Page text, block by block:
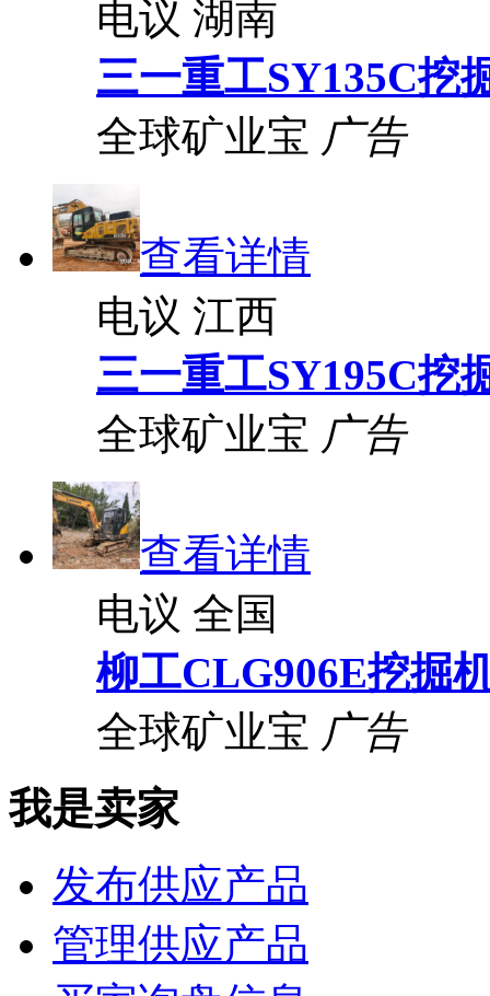
电议 湖南
三一重工SY135C挖
全球矿业宝 广告
查看详情
电议 江西
三一重工SY195C挖
全球矿业宝 广告
查看详情
电议 全国
柳工CLG906E挖掘
全球矿业宝 广告
我是卖家
发布供应产品
管理供应产品